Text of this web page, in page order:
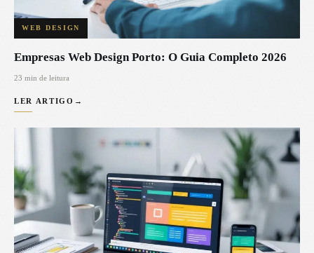
WEB DESIGN
Empresas Web Design Porto: O Guia Completo 2026
23 min de leitura
LER ARTIGO →